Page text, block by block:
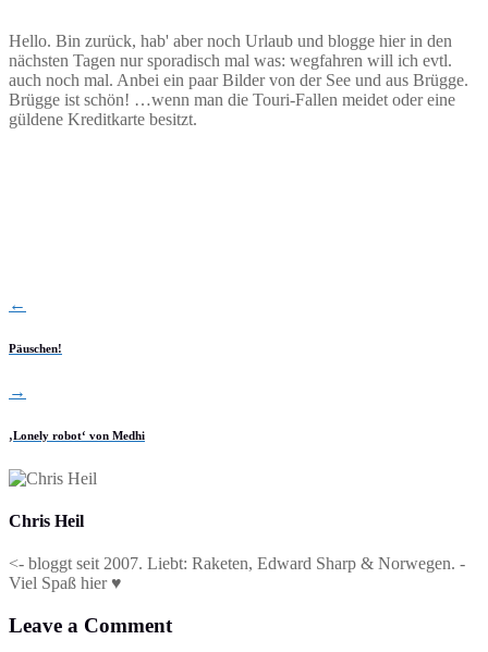
Hello. Bin zurück, hab' aber noch Urlaub und blogge hier in den
nächsten Tagen nur sporadisch mal was: wegfahren will ich evtl.
auch noch mal. Anbei ein paar Bilder von der See und aus Brügge.
Brügge ist schön! …wenn man die Touri-Fallen meidet oder eine
güldene Kreditkarte besitzt.
←
Päuschen!
→
‚Lonely robot‘ von Medhi
Chris Heil
<- bloggt seit 2007. Liebt: Raketen, Edward Sharp & Norwegen. -
Viel Spaß hier ♥
Leave a Comment